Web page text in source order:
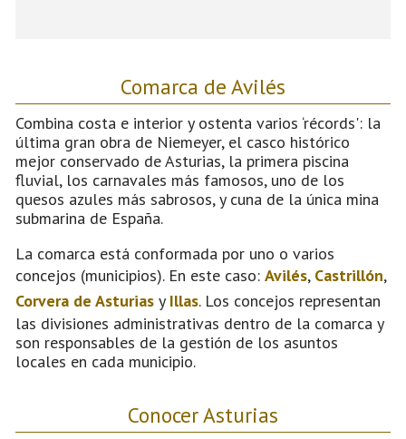
Comarca de Avilés
Combina costa e interior y ostenta varios ‘récords': la
última gran obra de Niemeyer, el casco histórico
mejor conservado de Asturias, la primera piscina
fluvial, los carnavales más famosos, uno de los
quesos azules más sabrosos, y cuna de la única mina
submarina de España.
La comarca está conformada por uno o varios
concejos (municipios). En este caso: Avilés, Castrillón,
Corvera de Asturias y Illas. Los concejos representan
las divisiones administrativas dentro de la comarca y
son responsables de la gestión de los asuntos
locales en cada municipio.
Conocer Asturias